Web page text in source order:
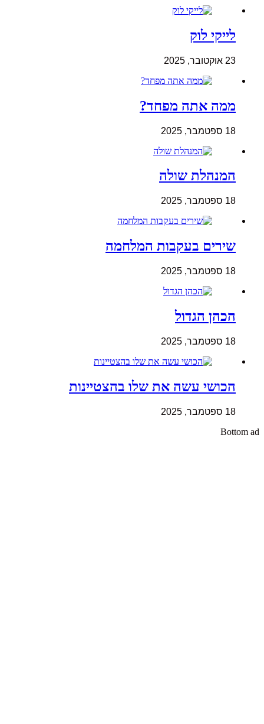
לייקי לוק
23 אוקטובר, 2025
ממה אתה מפחד?
18 ספטמבר, 2025
המנהלת שולה
18 ספטמבר, 2025
שירים בעקבות המלחמה
18 ספטמבר, 2025
הכהן הגדול
18 ספטמבר, 2025
הכושי עשה את שלו בהצטיינות
18 ספטמבר, 2025
Bottom ad